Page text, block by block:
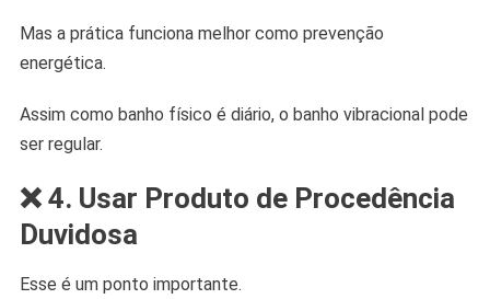
Mas a prática funciona melhor como prevenção
energética.
Assim como banho físico é diário, o banho vibracional pode
ser regular.
❌ 4. Usar Produto de Procedência
Duvidosa
Esse é um ponto importante.